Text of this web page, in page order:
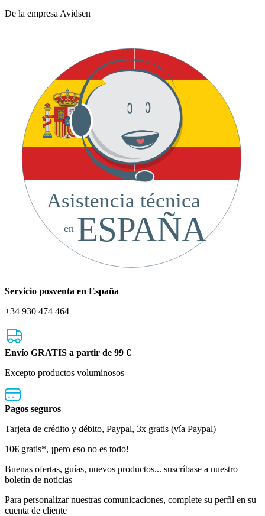
De la empresa Avidsen
Asistencia técnica
ESPAÑA
en
Servicio posventa en España
+34 930 474 464
Envío GRATIS a partir de 99 €
Excepto productos voluminosos
Pagos seguros
Tarjeta de crédito y débito, Paypal, 3x gratis (vía Paypal)
Boletín
de
noticias
10€ gratis*, ¡pero eso no es todo!
Buenas ofertas, guías, nuevos productos... suscríbase a nuestro
boletín de noticias
Para personalizar nuestras comunicaciones, complete su perfil en su
cuenta de cliente